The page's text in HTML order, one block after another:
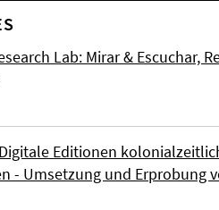
Lab: Mirar & Escuchar,
Digitale Editionen
- Umsetzung und Erprobung